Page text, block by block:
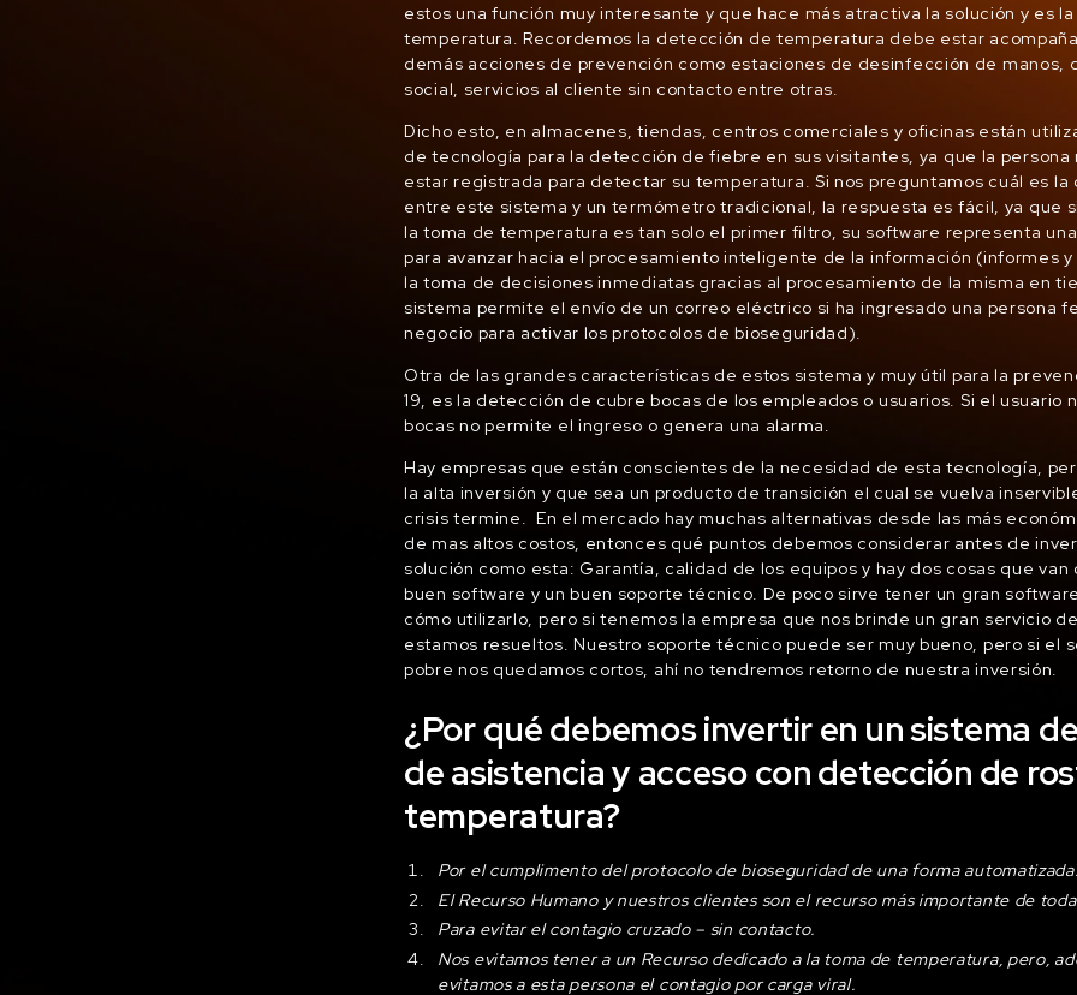
estos una función muy interesante y que hace más atractiva la solución y es
temperatura. Recordemos la detección de temperatura debe estar
demás acciones de prevención como estaciones de desinfección de manos,
social, servicios al cliente sin contacto entre otras.
Dicho esto, en almacenes, tiendas, centros comerciales y oficinas están
de tecnología para la detección de fiebre en sus visitantes, ya que la persona
estar registrada para detectar su temperatura. Si nos preguntamos cuál es
entre este sistema y un termómetro tradicional, la respuesta es fácil, ya que
la toma de temperatura es tan solo el primer filtro, su software representa
para avanzar hacia el procesamiento inteligente de la información (informes
la toma de decisiones inmediatas gracias al procesamiento de la misma en
sistema permite el envío de un correo eléctrico si ha ingresado una persona
negocio para activar los protocolos de bioseguridad).
Otra de las grandes características de estos sistema y muy útil para la
19, es la detección de cubre bocas de los empleados o usuarios. Si el usuario
bocas no permite el ingreso o genera una alarma.
Hay empresas que están conscientes de la necesidad de esta tecnología,
la alta inversión y que sea un producto de transición el cual se vuelva
crisis termine. En el mercado hay muchas alternativas desde las más
de mas altos costos, entonces qué puntos debemos considerar antes de
solución como esta: Garantía, calidad de los equipos y hay dos cosas que van
buen software y un buen soporte técnico. De poco sirve tener un gran
cómo utilizarlo, pero si tenemos la empresa que nos brinde un gran servicio
estamos resueltos. Nuestro soporte técnico puede ser muy bueno, pero si el
pobre nos quedamos cortos, ahí no tendremos retorno de nuestra inversión.
¿Por qué debemos invertir en un sistema
de asistencia y acceso con detección de
temperatura?
Por el cumplimento del protocolo de bioseguridad de una forma
El Recurso Humano y nuestros clientes son el recurso más importante de
Para evitar el contagio cruzado – sin contacto.
Nos evitamos tener a un Recurso dedicado a la toma de temperatura, pero,
evitamos a esta persona el contagio por carga viral.